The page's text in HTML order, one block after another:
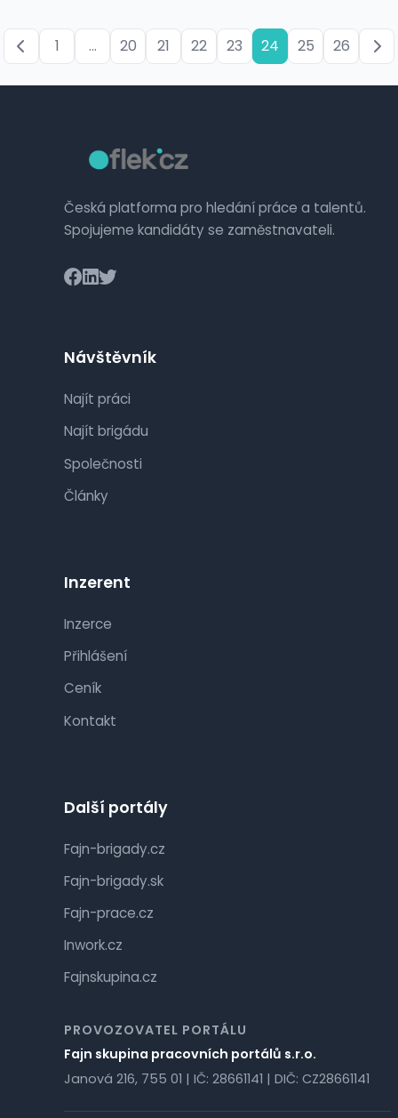
1 ... 20 21 22 23 24 25 26
Česká platforma pro hledání práce a talentů.
Spojujeme kandidáty se zaměstnavateli.
Návštěvník
Najít práci
Najít brigádu
Společnosti
Články
Inzerent
Inzerce
Přihlášení
Ceník
Kontakt
Další portály
Fajn-brigady.cz
Fajn-brigady.sk
Fajn-prace.cz
Inwork.cz
Fajnskupina.cz
PROVOZOVATEL PORTÁLU
Fajn skupina pracovních portálů s.r.o.
Janová 216, 755 01 | IČ: 28661141 | DIČ: CZ28661141